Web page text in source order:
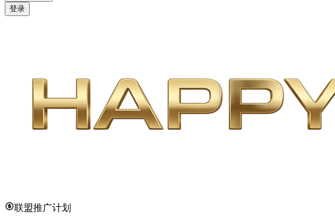
登录
联盟推广计划